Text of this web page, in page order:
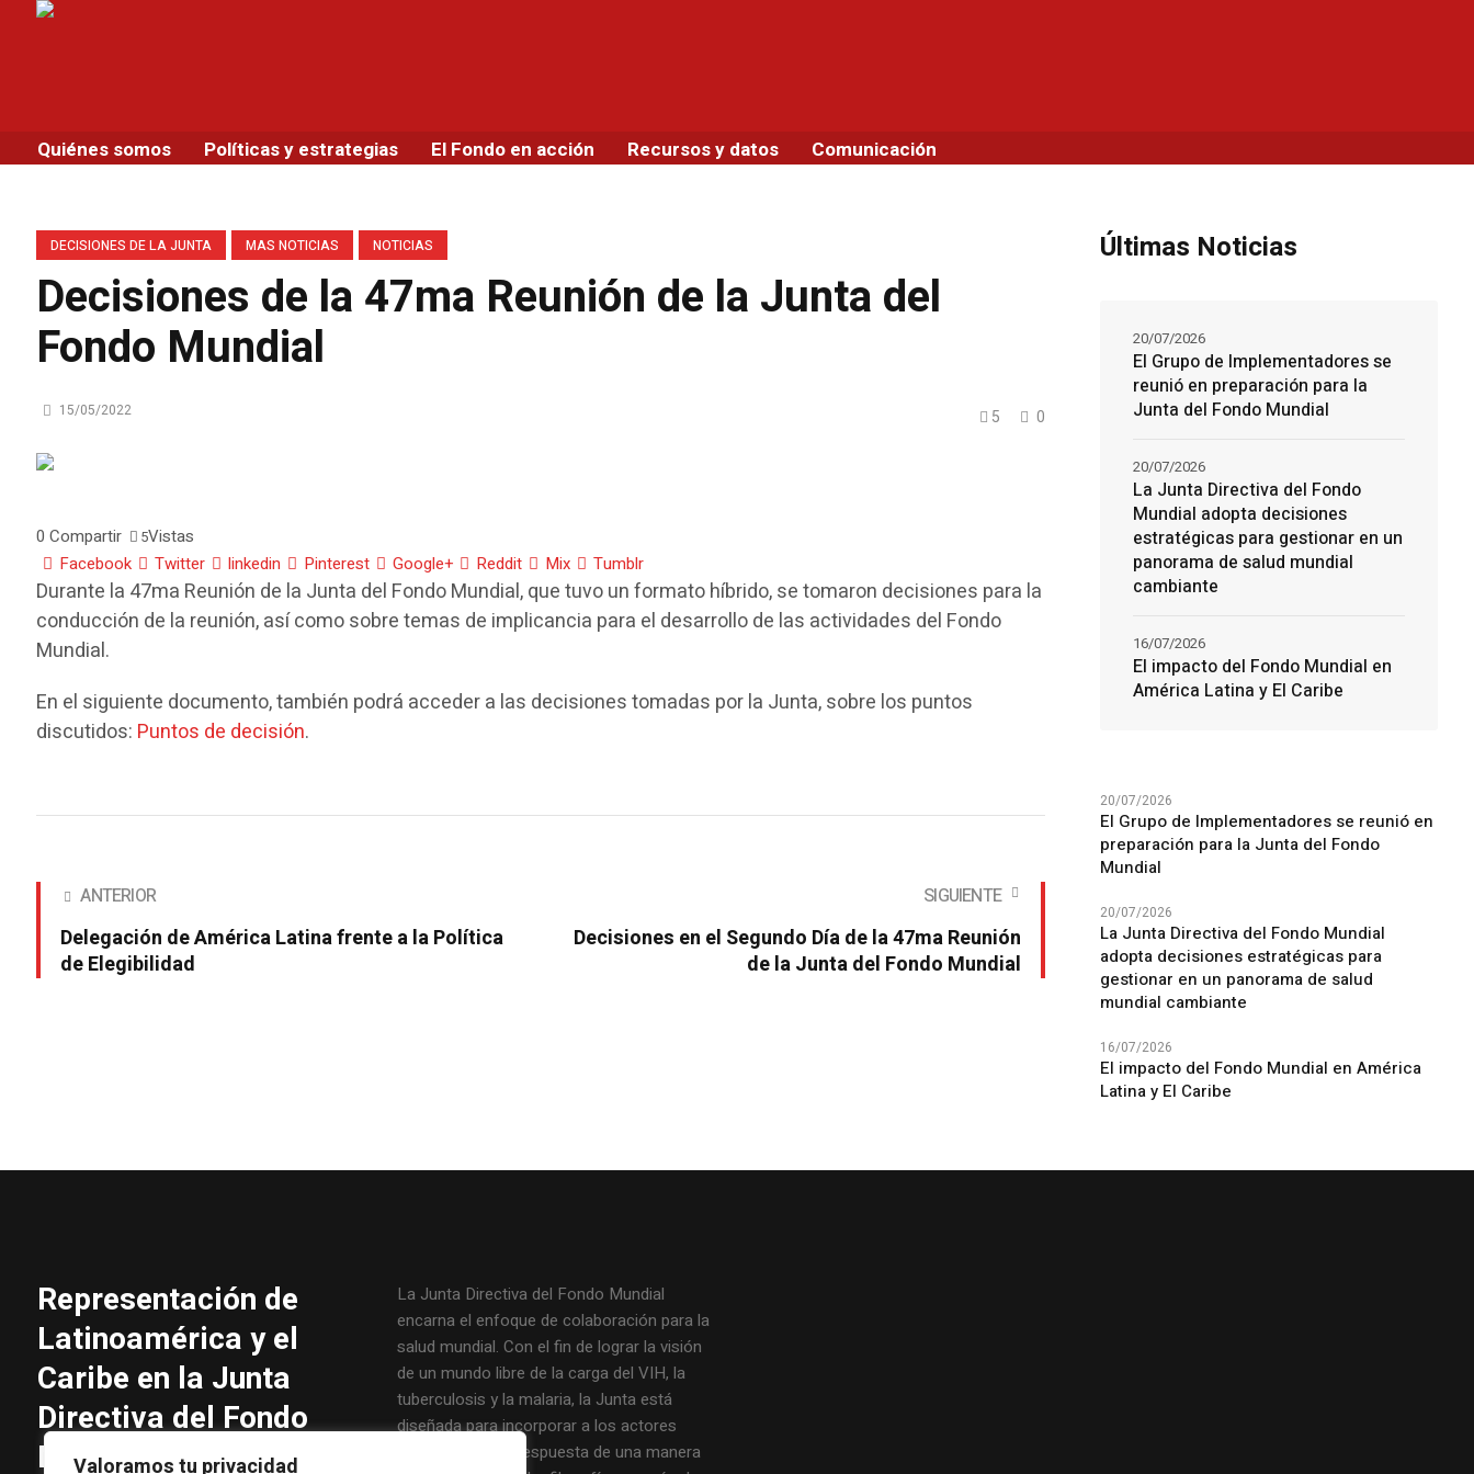
Valoramos tu privacidad
Quiénes somos Políticas y estrategias El Fondo en acción Recursos y datos Comunicación
DECISIONES DE LA JUNTA MAS NOTICIAS NOTICIAS
Decisiones de la 47ma Reunión de la Junta del
Fondo Mundial
5 0
15/05/2022
0Compartir 5Vistas
Facebook
Twitter linkedin Pinterest Google+ Reddit Mix Tumblr
Durante la 47ma Reunión de la Junta del Fondo Mundial, que tuvo un formato híbrido, se tomaron decisiones para la
conducción de la reunión, así como sobre temas de implicancia para el desarrollo de las actividades del Fondo
Mundial.
En el siguiente documento, también podrá acceder a las decisiones tomadas por la Junta, sobre los puntos
discutidos: Puntos de decisión.
ANTERIOR
Delegación de América Latina frente a la Política
de Elegibilidad
SIGUIENTE
Decisiones en el Segundo Día de la 47ma Reunión
de la Junta del Fondo Mundial
Últimas Noticias
El Grupo de Implementadores se
reunió en preparación para la
Junta del Fondo Mundial
20/07/2026
La Junta Directiva del Fondo
Mundial adopta decisiones
estratégicas para gestionar en un
panorama de salud mundial
cambiante
20/07/2026
El impacto del Fondo Mundial en
América Latina y El Caribe
16/07/2026
20/07/2026
El Grupo de Implementadores se reunió en
preparación para la Junta del Fondo
Mundial
20/07/2026
La Junta Directiva del Fondo Mundial
adopta decisiones estratégicas para
gestionar en un panorama de salud
mundial cambiante
16/07/2026
El impacto del Fondo Mundial en América
Latina y El Caribe
Representación de
Latinoamérica y el
Caribe en la Junta
Directiva del Fondo
Mundial
La Junta Directiva del Fondo Mundial
encarna el enfoque de colaboración para la
salud mundial. Con el fin de lograr la visión
de un mundo libre de la carga del VIH, la
tuberculosis y la malaria, la Junta está
diseñada para incorporar a los actores
principales de la respuesta de una manera